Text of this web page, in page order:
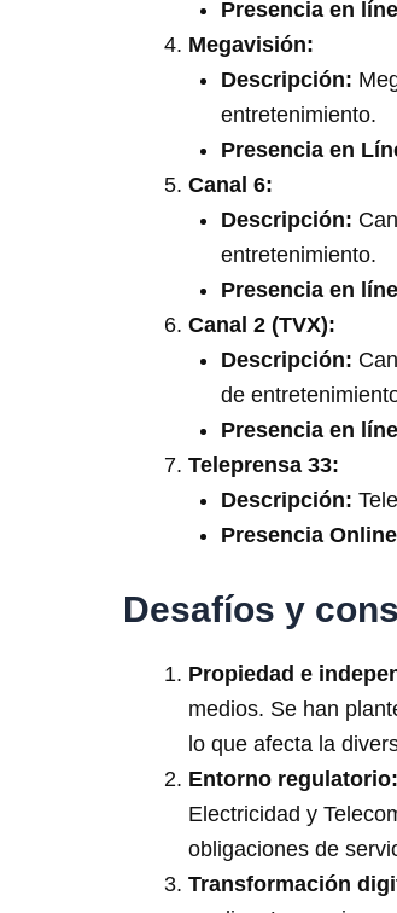
Presencia en
Megavisión:
Descripción:
entretenimiento.
Presencia en
Canal 6:
Descripción:
entretenimiento.
Presencia en
Canal 2 (TVX):
Descripción:
de
Presencia en
Teleprensa 33:
Descripción:
Presencia
Desafíos y
Propiedad e
medios. Se han
lo que afecta la
Entorno regulatorio:
Electricidad y
obligaciones de
Transformación